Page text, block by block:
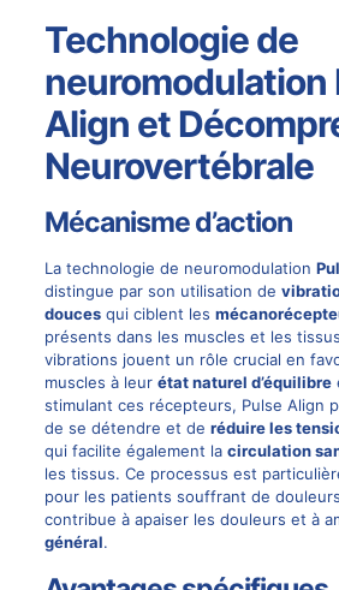
Technologie de
neuromodulation
Align et
Neurovertébrale
Mécanisme d’action
La technologie de neuromodulation
distingue par son utilisation de
doucesqui ciblent les
présents dans les muscles et les
vibrations jouent un rôle crucial en
muscles à leur état naturel d’équilibre
stimulant ces récepteurs, Pulse Align
de se détendre et de réduire les
qui facilite également la circulation
les tissus. Ce processus est
pour les patients souffrant de
contribue à apaiser les douleurs et à
général.